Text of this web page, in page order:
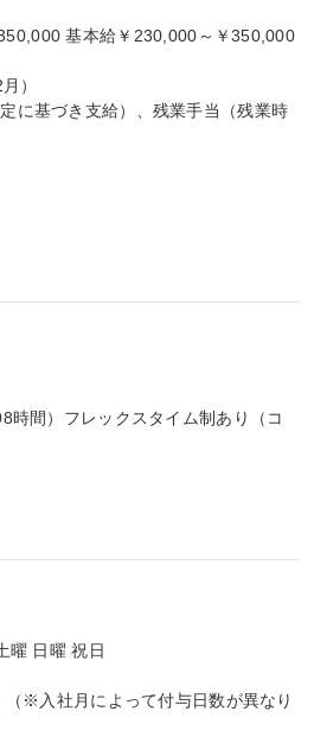
基本給￥230,000～￥350,000
）
に基づき支給）、残業手当（残業時
時間）フレックスタイム制あり（コ
曜 日曜 祝日
※入社月によって付与日数が異なり